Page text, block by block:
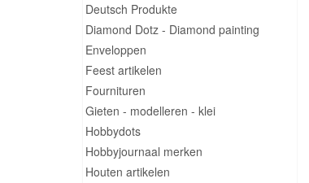
Deutsch Produkte
Diamond Dotz - Diamond painting
Enveloppen
Feest artikelen
Fournituren
Gieten - modelleren - klei
Hobbydots
Hobbyjournaal merken
Houten artikelen